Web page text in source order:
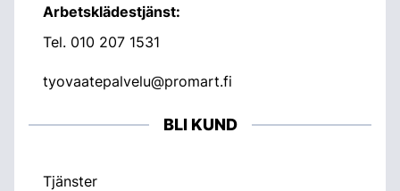
Arbetsklädestjänst:
Tel. 010 207 1531
tyovaatepalvelu@promart.fi
BLI KUND
Tjänster